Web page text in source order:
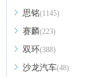
思铭(1145)
赛麟(223)
双环(388)
沙龙汽车(48)